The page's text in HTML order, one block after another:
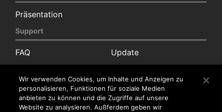
Präsentation
Support
FAQ
Update
Garantie
Kontakt
Wir verwenden Cookies, um Inhalte und Anzeigen zu
personalisieren, Funktionen für soziale Medien
anbieten zu können und die Zugriffe auf unsere
Website zu analysieren. Außferdem geben wir